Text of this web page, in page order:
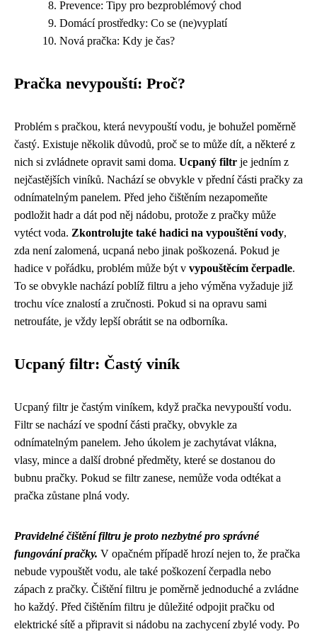
Prevence: Tipy pro bezproblémový chod
Domácí prostředky: Co se (ne)vyplatí
Nová pračka: Kdy je čas?
Pračka nevypouští: Proč?
Problém s pračkou, která nevypouští vodu, je bohužel poměrně
častý. Existuje několik důvodů, proč se to může dít, a některé z
nich si zvládnete opravit sami doma. Ucpaný filtr je jedním z
nejčastějších viníků. Nachází se obvykle v přední části pračky za
odnímatelným panelem. Před jeho čištěním nezapomeňte
podložit hadr a dát pod něj nádobu, protože z pračky může
vytéct voda. Zkontrolujte také hadici na vypouštění vody,
zda není zalomená, ucpaná nebo jinak poškozená. Pokud je
hadice v pořádku, problém může být v vypouštěcím čerpadle.
To se obvykle nachází poblíž filtru a jeho výměna vyžaduje již
trochu více znalostí a zručnosti. Pokud si na opravu sami
netroufáte, je vždy lepší obrátit se na odborníka.
Ucpaný filtr: Častý viník
Ucpaný filtr je častým viníkem, když pračka nevypouští vodu.
Filtr se nachází ve spodní části pračky, obvykle za
odnímatelným panelem. Jeho úkolem je zachytávat vlákna,
vlasy, mince a další drobné předměty, které se dostanou do
bubnu pračky. Pokud se filtr zanese, nemůže voda odtékat a
pračka zůstane plná vody.
Pravidelné čištění filtru je proto nezbytné pro správné
fungování pračky. V opačném případě hrozí nejen to, že pračka
nebude vypouštět vodu, ale také poškození čerpadla nebo
zápach z pračky. Čištění filtru je poměrně jednoduché a zvládne
ho každý. Před čištěním filtru je důležité odpojit pračku od
elektrické sítě a připravit si nádobu na zachycení zbylé vody. Po